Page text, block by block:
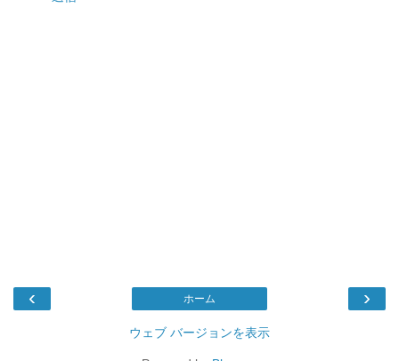
‹ ›
ホーム
ウェブ バージョンを表示